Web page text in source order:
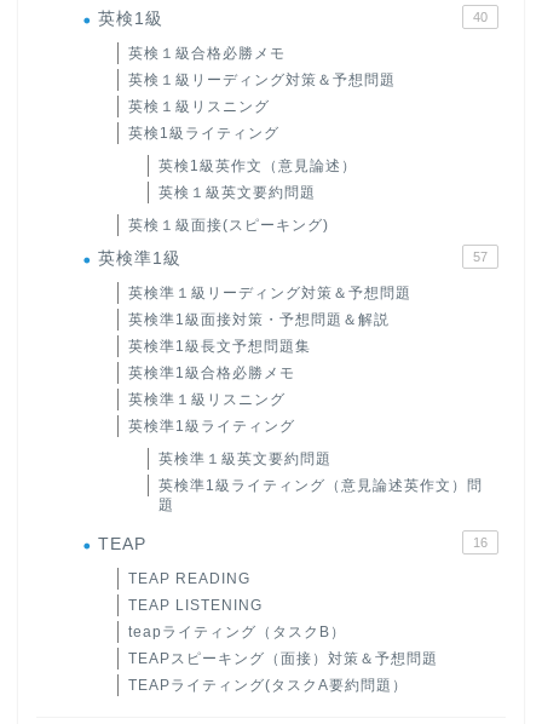
英検1級 40
英検１級合格必勝メモ
英検１級リーディング対策＆予想問題
英検１級リスニング
英検1級ライティング
英検1級英作文（意見論述）
英検１級英文要約問題
英検１級面接(スピーキング)
英検準1級 57
英検準１級リーディング対策＆予想問題
英検準1級面接対策・予想問題＆解説
英検準1級長文予想問題集
英検準1級合格必勝メモ
英検準１級リスニング
英検準1級ライティング
英検準１級英文要約問題
英検準1級ライティング（意見論述英作文）問
題
TEAP 16
TEAP READING
TEAP LISTENING
teapライティング（タスクB）
TEAPスピーキング（面接）対策＆予想問題
TEAPライティング(タスクA要約問題）